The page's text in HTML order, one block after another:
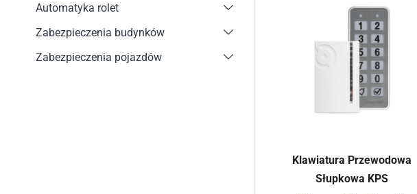
Klawiatura Przewodowa
Słupkowa KPS
Automatyka rolet
Zabezpieczenia budynków
Zabezpieczenia pojazdów